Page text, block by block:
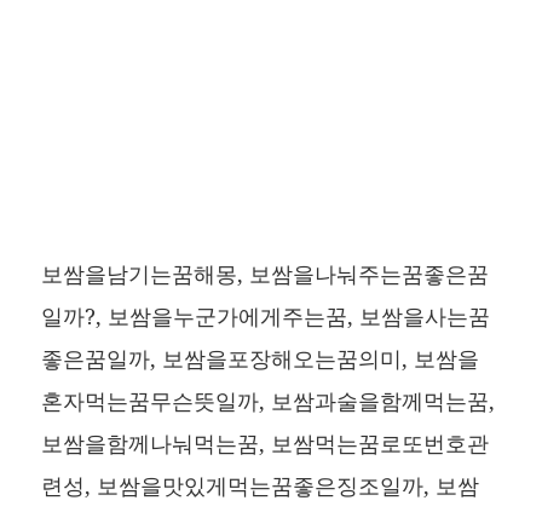
보쌈을남기는꿈해몽, 보쌈을나눠주는꿈좋은꿈
일까?, 보쌈을누군가에게주는꿈, 보쌈을사는꿈
좋은꿈일까, 보쌈을포장해오는꿈의미, 보쌈을
혼자먹는꿈무슨뜻일까, 보쌈과술을함께먹는꿈,
보쌈을함께나눠먹는꿈, 보쌈먹는꿈로또번호관
련성, 보쌈을맛있게먹는꿈좋은징조일까, 보쌈